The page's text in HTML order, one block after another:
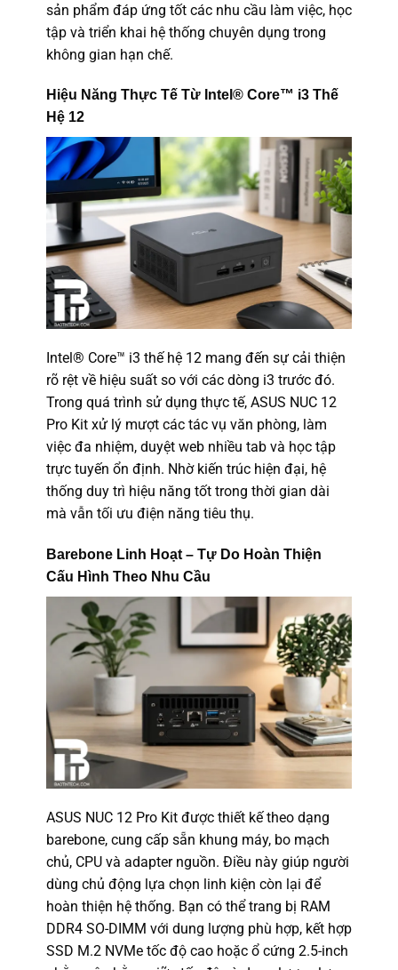
sản phẩm đáp ứng tốt các nhu cầu làm việc, học
tập và triển khai hệ thống chuyên dụng trong
không gian hạn chế.
Hiệu Năng Thực Tế Từ Intel® Core™ i3 Thế
Hệ 12
Intel® Core™ i3 thế hệ 12 mang đến sự cải thiện
rõ rệt về hiệu suất so với các dòng i3 trước đó.
Trong quá trình sử dụng thực tế, ASUS NUC 12
Pro Kit xử lý mượt các tác vụ văn phòng, làm
việc đa nhiệm, duyệt web nhiều tab và học tập
trực tuyến ổn định. Nhờ kiến trúc hiện đại, hệ
thống duy trì hiệu năng tốt trong thời gian dài
mà vẫn tối ưu điện năng tiêu thụ.
Barebone Linh Hoạt – Tự Do Hoàn Thiện
Cấu Hình Theo Nhu Cầu
ASUS NUC 12 Pro Kit được thiết kế theo dạng
barebone, cung cấp sẵn khung máy, bo mạch
chủ, CPU và adapter nguồn. Điều này giúp người
dùng chủ động lựa chọn linh kiện còn lại để
hoàn thiện hệ thống. Bạn có thể trang bị RAM
DDR4 SO-DIMM với dung lượng phù hợp, kết hợp
SSD M.2 NVMe tốc độ cao hoặc ổ cứng 2.5-inch